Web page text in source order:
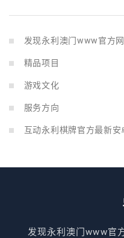
发现永利澳门www官方
精品项目
游戏文化
服务方向
互动永利棋牌官方最新安
发现永利澳门www官